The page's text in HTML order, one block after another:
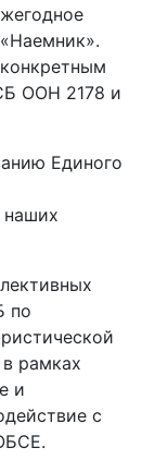
ООН 2178 и
Единого
наших
по
рамках
и
с